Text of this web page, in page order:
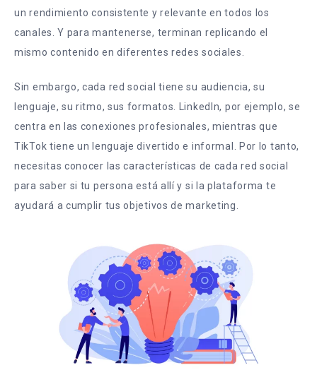
un rendimiento consistente y relevante en todos los
canales. Y para mantenerse, terminan replicando el
mismo contenido en diferentes redes sociales.
Sin embargo, cada red social tiene su audiencia, su
lenguaje, su ritmo, sus formatos. LinkedIn, por ejemplo, se
centra en las conexiones profesionales, mientras que
TikTok tiene un lenguaje divertido e informal. Por lo tanto,
necesitas conocer las características de cada red social
para saber si tu persona está allí y si la plataforma te
ayudará a cumplir tus objetivos de marketing.